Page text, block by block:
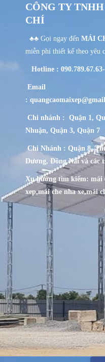
CÔNG TY
CHÍ
♣♣ Gọi ngay đến MÁI
miễn phí thiết kế theo yêu
Hotline :
Email
:
Chi nhánh : Quận 1,
Nhuận, Quận 3, Quận 7
Chi Nhánh : Quận 8,
Dương, Đồng Nai và các
Xu hướng tìm kiếm: mái
xep,mái che nha xe,mái